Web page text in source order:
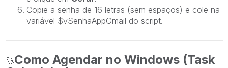
Copie a senha de 16 letras (sem espaços) e cole na
variável $vSenhaAppGmail do script.
🚀Como Agendar no Windows (Task